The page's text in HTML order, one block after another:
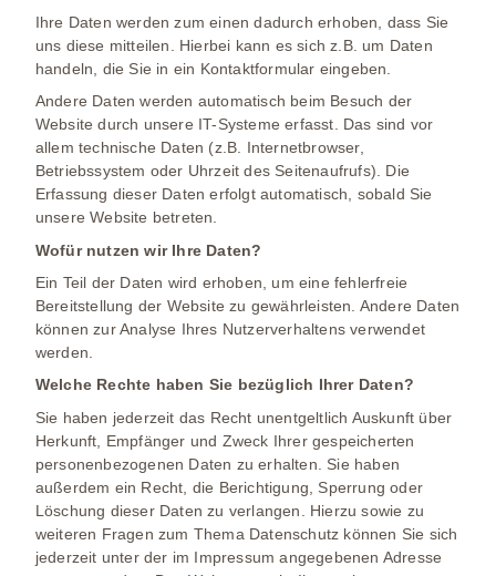
Ihre Daten werden zum einen dadurch erhoben, dass Sie
uns diese mitteilen. Hierbei kann es sich z.B. um Daten
handeln, die Sie in ein Kontaktformular eingeben.
Andere Daten werden automatisch beim Besuch der
Website durch unsere IT-Systeme erfasst. Das sind vor
allem technische Daten (z.B. Internetbrowser,
Betriebssystem oder Uhrzeit des Seitenaufrufs). Die
Erfassung dieser Daten erfolgt automatisch, sobald Sie
unsere Website betreten.
Wofür nutzen wir Ihre Daten?
Ein Teil der Daten wird erhoben, um eine fehlerfreie
Bereitstellung der Website zu gewährleisten. Andere Daten
können zur Analyse Ihres Nutzerverhaltens verwendet
werden.
Welche Rechte haben Sie bezüglich Ihrer Daten?
Sie haben jederzeit das Recht unentgeltlich Auskunft über
Herkunft, Empfänger und Zweck Ihrer gespeicherten
personenbezogenen Daten zu erhalten. Sie haben
außerdem ein Recht, die Berichtigung, Sperrung oder
Löschung dieser Daten zu verlangen. Hierzu sowie zu
weiteren Fragen zum Thema Datenschutz können Sie sich
jederzeit unter der im Impressum angegebenen Adresse